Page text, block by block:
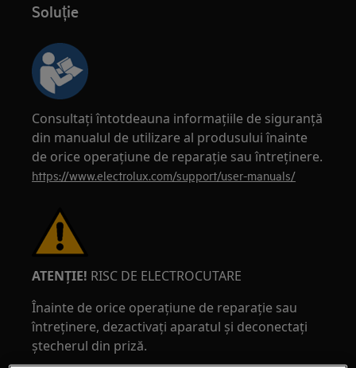
Soluție
Consultați întotdeauna informațiile de siguranță
din manualul de utilizare al produsului înainte
de orice operațiune de reparație sau întreținere.
https://www.electrolux.com/support/user-manuals/
ATENȚIE! RISC DE ELECTROCUTARE
Înainte de orice operațiune de reparație sau
întreținere, dezactivați aparatul și deconectați
ștecherul din priză.